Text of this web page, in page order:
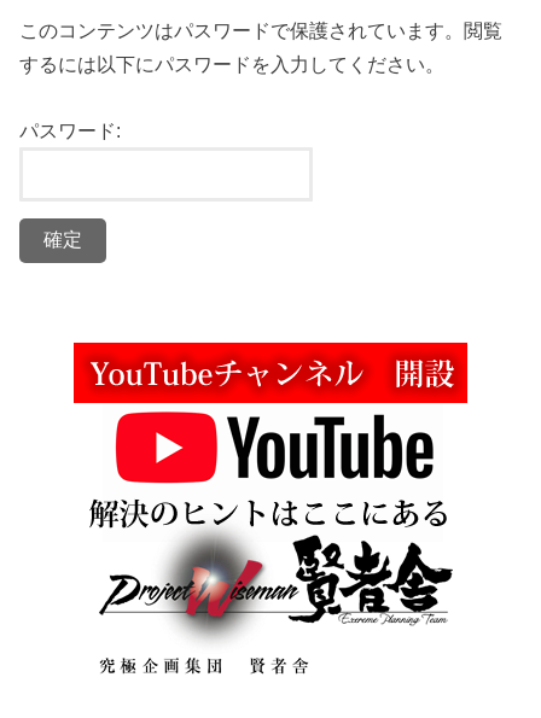
このコンテンツはパスワードで保護されています。閲覧
するには以下にパスワードを入力してください。
パスワード: